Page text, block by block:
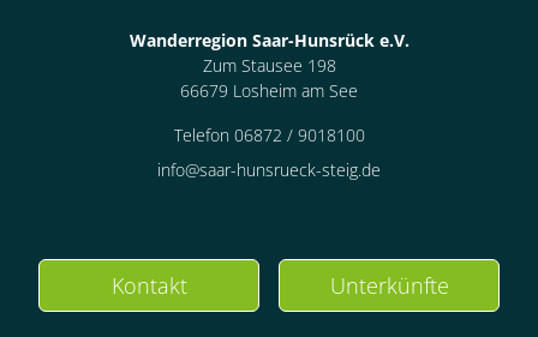
Wanderregion Saar-Hunsrück e.V.
Zum Stausee 198
66679 Losheim am See
Telefon 06872 / 9018100
info@saar-hunsrueck-steig.de
Kontakt Unterkünfte